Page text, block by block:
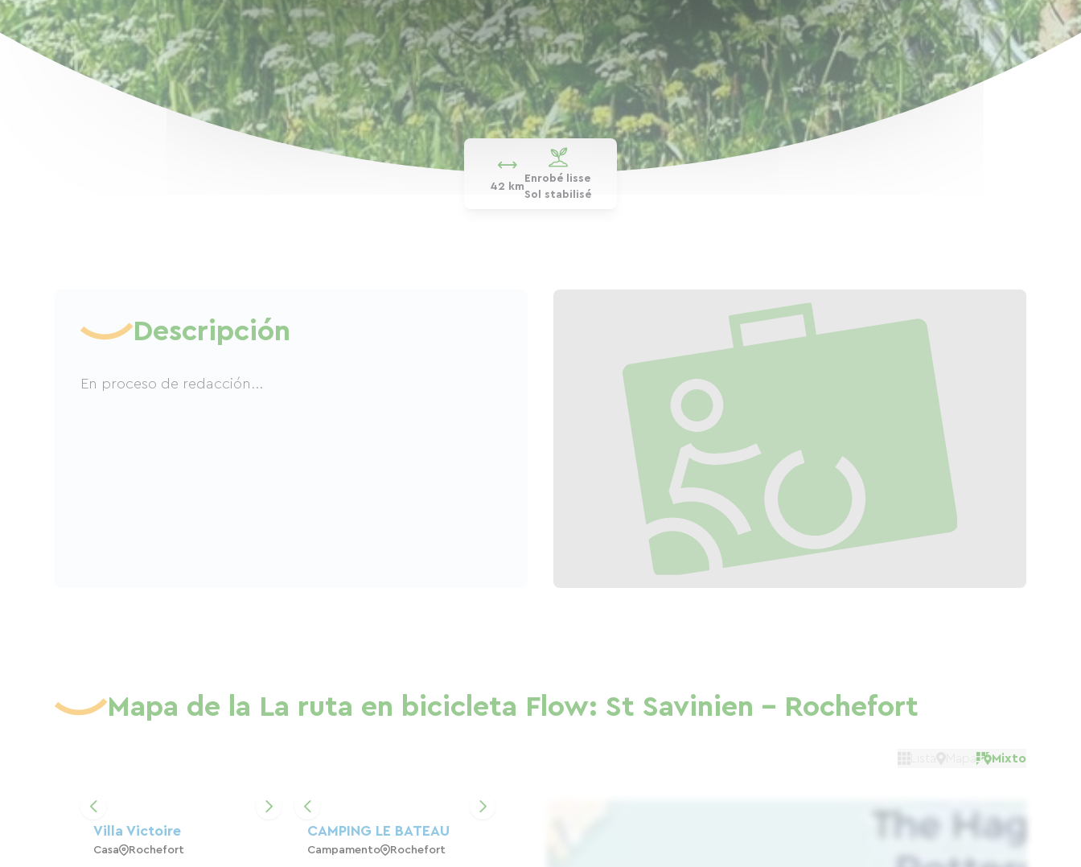
42 km
Enrobé lisse
Sol stabilisé
Descripción
En proceso de redacción...
Mapa de la La ruta en bicicleta Flow: St Savinien - Rochefort
Mixto
Villa Victoire
Casa Rochefort
CAMPING LE BATEAU
Campamento Rochefort